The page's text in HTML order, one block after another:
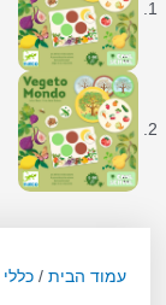
עמוד הבית /כללי